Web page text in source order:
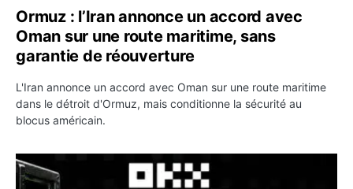
Ormuz : l’Iran annonce un accord avec
Oman sur une route maritime, sans
garantie de réouverture
L'Iran annonce un accord avec Oman sur une route maritime
dans le détroit d'Ormuz, mais conditionne la sécurité au
blocus américain.
OKX relance une campagne Deposit Bonus : jusqu’à 5